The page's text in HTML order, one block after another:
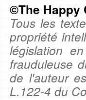
©The Happy
Tous les
propriété
législation
frauduleuse
de l'auteur
L.122-4 du